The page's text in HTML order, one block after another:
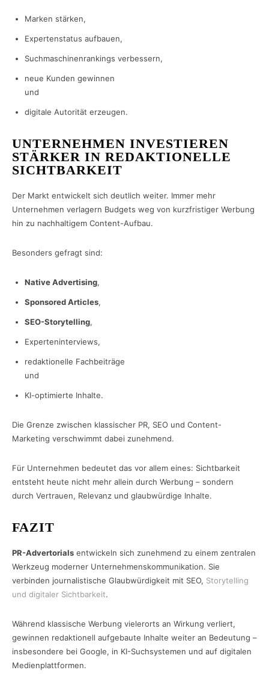
Marken stärken,
Expertenstatus aufbauen,
Suchmaschinenrankings verbessern,
neue Kunden gewinnen
und
digitale Autorität erzeugen.
UNTERNEHMEN INVESTIEREN
STÄRKER IN REDAKTIONELLE
SICHTBARKEIT
Der Markt entwickelt sich deutlich weiter. Immer mehr
Unternehmen verlagern Budgets weg von kurzfristiger Werbung
hin zu nachhaltigem Content-Aufbau.
Besonders gefragt sind:
Native Advertising,
Sponsored Articles,
SEO-Storytelling,
Experteninterviews,
redaktionelle Fachbeiträge
und
KI-optimierte Inhalte.
Die Grenze zwischen klassischer PR, SEO und Content-
Marketing verschwimmt dabei zunehmend.
Für Unternehmen bedeutet das vor allem eines: Sichtbarkeit
entsteht heute nicht mehr allein durch Werbung – sondern
durch Vertrauen, Relevanz und glaubwürdige Inhalte.
FAZIT
PR-Advertorials entwickeln sich zunehmend zu einem zentralen
Werkzeug moderner Unternehmenskommunikation. Sie
verbinden journalistische Glaubwürdigkeit mit SEO, Storytelling
und digitaler Sichtbarkeit.
Während klassische Werbung vielerorts an Wirkung verliert,
gewinnen redaktionell aufgebaute Inhalte weiter an Bedeutung –
insbesondere bei Google, in KI-Suchsystemen und auf digitalen
Medienplattformen.